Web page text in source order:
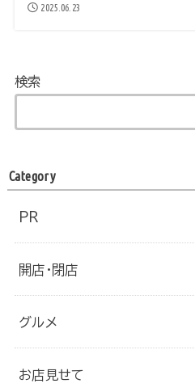
2025.06.23
検索
Category
PR
開店・閉店
グルメ
お店見せて